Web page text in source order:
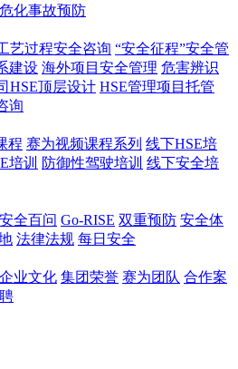
危化事故预防
艺过程安全咨询 “安全征程”安全管
建设 海外项目安全管理 危害辨识
HSE顶层设计 HSE管理项目托管
询
程 赛为视频课程系列 线下HSE培
培训 防御性驾驶培训 线下安全培
安全百问 Go-RISE 双重预防 安全体
法律法规 每日安全
企业文化 集团荣誉 赛为团队 合作案